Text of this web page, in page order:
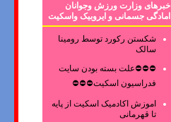
خبرهای وزارت ورزش وجوانان
امادگی جسمانی و ایروبیک واسکیت
شکستن رکورد توسط رومینا
سالک
⛔⛔⛔علت بسته بودن سایت
فدراسیون اسکیت⛔⛔⛔
اموزش اکادمیک اسکیت از پایه
تا قهرمانی